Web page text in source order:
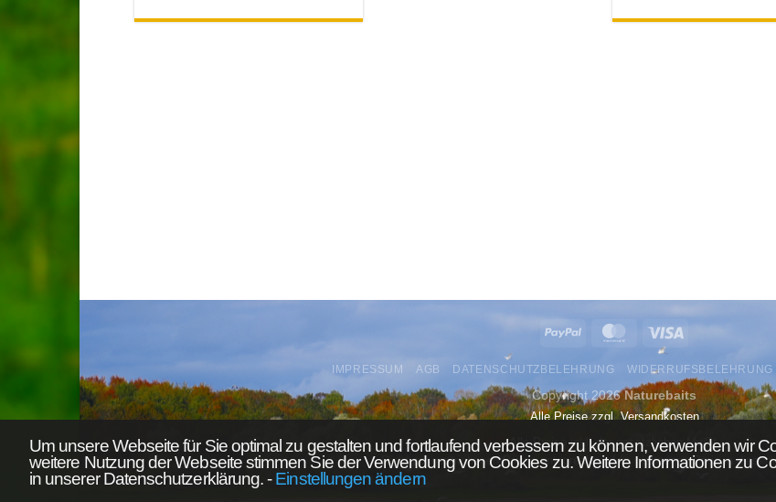
Um unsere Webseite für Sie optimal zu gestalten und fortlaufend verbessern zu können, verwenden wir
weitere Nutzung der Webseite stimmen Sie der Verwendung von Cookies zu. Weitere Informationen zu
in unserer Datenschutzerklärung.-Einstellungen ändern
IMPRESSUM AGB DATENSCHUTZBELEHRUNG WIDERRUFSBELEHRUNG
Copyright 2026Naturebaits
Alle Preise zzgl. Versandkosten
Alle Preise inkl. der gesetzlichen MwSt.
Die durchgestrichenen Preise entsprechen dem bisherigen Preis in